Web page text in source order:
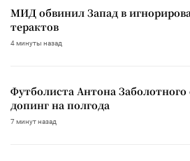
МИД обвинил Запад в
терактов
4 минуты назад
Футболиста Антона Заболотного
допинг на полгода
7 минут назад